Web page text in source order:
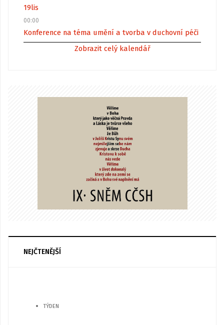
19lis
00:00
Konference na téma umění a tvorba v duchovní péči
Zobrazit celý kalendář
NEJČTENĚJŠÍ
TÝDEN